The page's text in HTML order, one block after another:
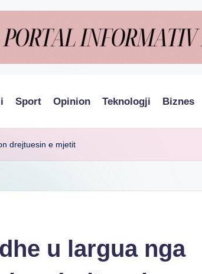
Sport Opinion Teknologji Biznes
drejtuesin e mjetit
u largua nga